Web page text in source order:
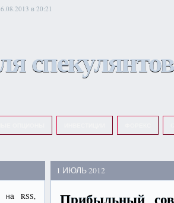
в 20:21
на RSS,
1 ИЮЛЬ 2012
Прибыльный